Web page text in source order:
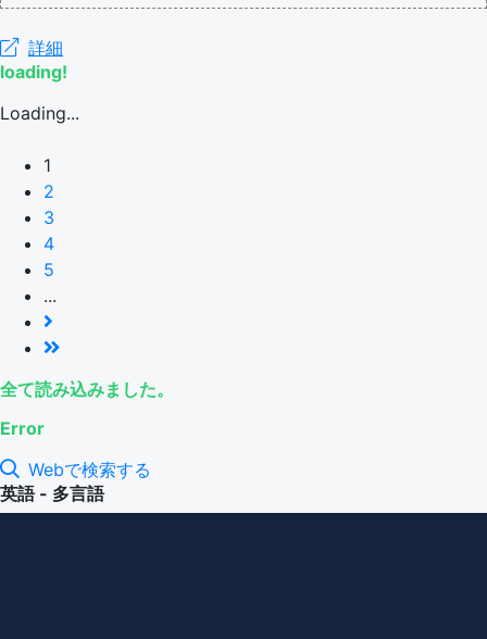
詳細
loading!
Loading...
1
2
3
4
5
...
全て読み込みました。
Error
Webで検索する
英語 - 多言語